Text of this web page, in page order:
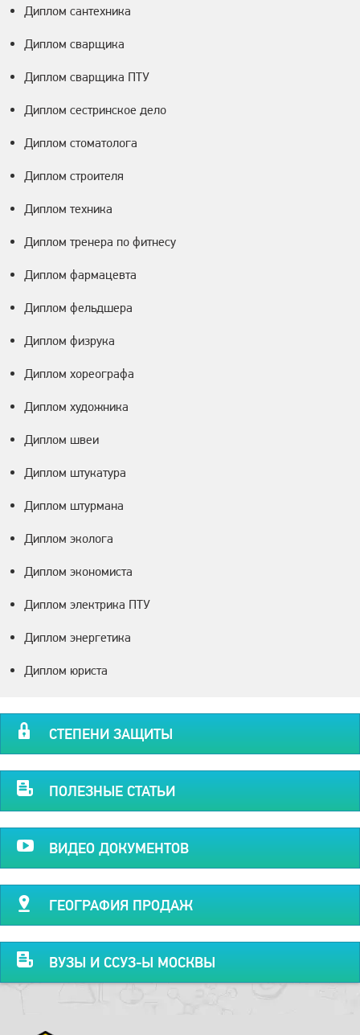
Диплом сантехника
Диплом сварщика
Диплом сварщика ПТУ
Диплом сестринское дело
Диплом стоматолога
Диплом строителя
Диплом техника
Диплом тренера по фитнесу
Диплом фармацевта
Диплом фельдшера
Диплом физрука
Диплом хореографа
Диплом художника
Диплом швеи
Диплом штукатура
Диплом штурмана
Диплом эколога
Диплом экономиста
Диплом электрика ПТУ
Диплом энергетика
Диплом юриста
СТЕПЕНИ ЗАЩИТЫ
ПОЛЕЗНЫЕ СТАТЬИ
ВИДЕО ДОКУМЕНТОВ
ГЕОГРАФИЯ ПРОДАЖ
ВУЗЫ И ССУЗ-Ы МОСКВЫ